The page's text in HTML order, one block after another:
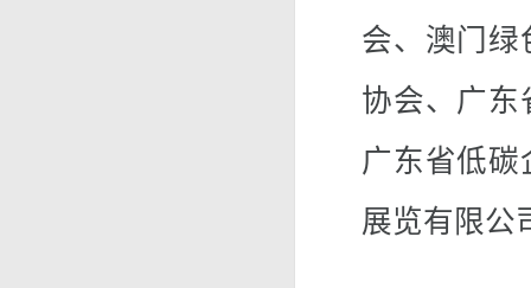
会、澳门绿
协会、广东
广东省低
展览有限公